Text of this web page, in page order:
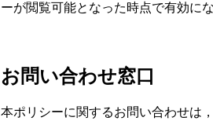
ーが閲覧可能となった時点で有効にな
お問い合わせ窓口
本ポリシーに関するお問い合わせは